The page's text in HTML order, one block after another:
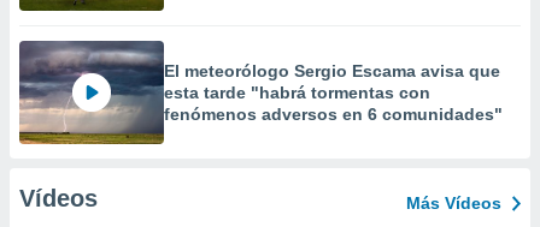
El meteorólogo Sergio Escama avisa que
esta tarde "habrá tormentas con
fenómenos adversos en 6 comunidades"
Vídeos Más Vídeos